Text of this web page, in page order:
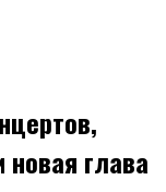
глава